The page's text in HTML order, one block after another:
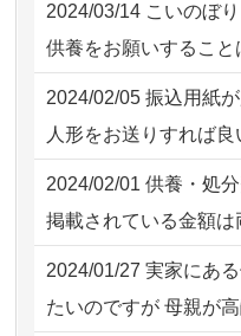
2026/08/01 19:28 東京
2026/08/01 17:10 東京
2026/07/18 つい先日
た。 手続...
2026/07/18 大切にし
してくださ...
2026/07/15 子供の頃
の雛人形で...
2026/07/15 お客様の
ただけそう...
2024/03/14 こいのぼ
供養をお願いすること
2024/02/05 振込用紙
人形をお送りすれば良
2024/02/01 供養・処
掲載されている金額は
2024/01/27 実家にあ
たいのですが 母親が